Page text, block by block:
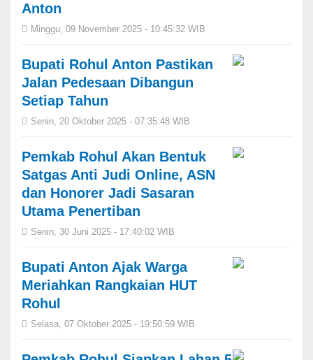
Anton
Minggu, 09 November 2025 - 10:45:32 WIB
Bupati Rohul Anton Pastikan
Jalan Pedesaan Dibangun
Setiap Tahun
Senin, 20 Oktober 2025 - 07:35:48 WIB
Pemkab Rohul Akan Bentuk
Satgas Anti Judi Online, ASN
dan Honorer Jadi Sasaran
Utama Penertiban
Senin, 30 Juni 2025 - 17:40:02 WIB
Bupati Anton Ajak Warga
Meriahkan Rangkaian HUT
Rohul
Selasa, 07 Oktober 2025 - 19:50:59 WIB